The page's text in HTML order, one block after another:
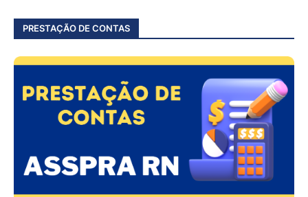
PRESTAÇÃO DE CONTAS